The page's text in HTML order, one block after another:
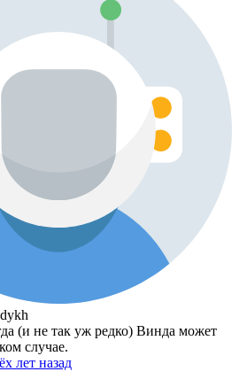
(и не так уж редко) Винда может
случае.
лет назад